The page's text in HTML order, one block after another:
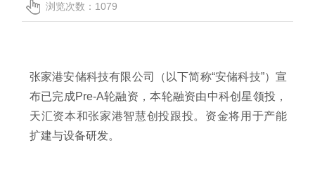
浏览次数： 1079
张家港安储科技有限公司（以下简称“安储科技”）宣
布已完成Pre-A轮融资，本轮融资由中科创星领投，
天汇资本和张家港智慧创投跟投。资金将用于产能
扩建与设备研发。